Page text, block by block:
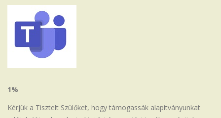
1%
Kérjük a Tisztelt Szülőket, hogy támogassák alapítványunkat